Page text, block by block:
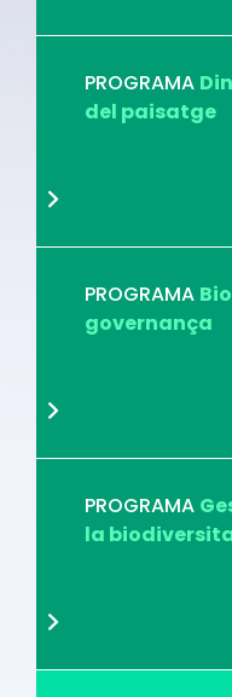
PROGRAMA
del paisatge
PROGRAMA
governança
PROGRAMA
la